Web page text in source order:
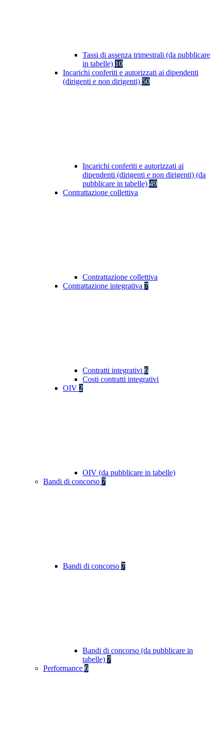
Tassi di assenza trimestrali (da pubblicare
in tabelle) 10
Incarichi conferiti e autorizzati ai dipendenti
(dirigenti e non dirigenti) 50
Incarichi conferiti e autorizzati ai
dipendenti (dirigenti e non dirigenti) (da
pubblicare in tabelle) 49
Contrattazione collettiva
Contrattazione collettiva
Contrattazione integrativa 7
Contratti integrativi 6
Costi contratti integrativi
OIV 2
OIV (da pubblicare in tabelle)
Bandi di concorso 7
Bandi di concorso 7
Bandi di concorso (da pubblicare in
tabelle) 7
Performance 6